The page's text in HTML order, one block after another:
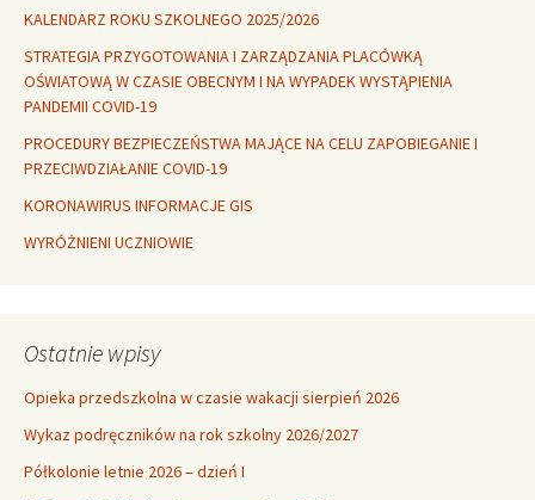
KALENDARZ ROKU SZKOLNEGO 2025/2026
STRATEGIA PRZYGOTOWANIA I ZARZĄDZANIA PLACÓWKĄ
OŚWIATOWĄ W CZASIE OBECNYM I NA WYPADEK WYSTĄPIENIA
PANDEMII COVID-19
PROCEDURY BEZPIECZEŃSTWA MAJĄCE NA CELU ZAPOBIEGANIE I
PRZECIWDZIAŁANIE COVID-19
KORONAWIRUS INFORMACJE GIS
WYRÓŻNIENI UCZNIOWIE
Ostatnie wpisy
Opieka przedszkolna w czasie wakacji sierpień 2026
Wykaz podręczników na rok szkolny 2026/2027
Półkolonie letnie 2026 – dzień I